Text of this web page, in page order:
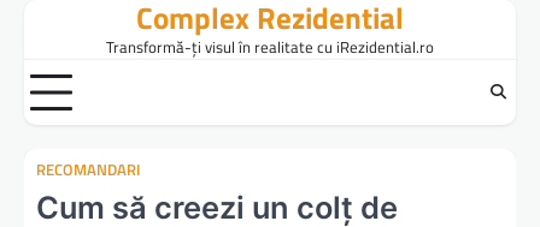
content
Complex Rezidential
Transformă-ți visul în realitate cu iRezidential.ro
RECOMANDARI
Cum să creezi un colț de